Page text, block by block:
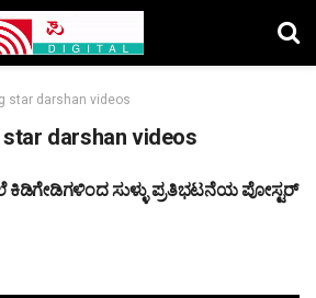
star darshan videos
darshan videos
ಕಿಡಿಗೇಡಿಗಳಿಂದ ಸುಳ್ಳು ಪ್ರತಿಭಟನೆಯ ಪೋಸ್ಟರ್‌